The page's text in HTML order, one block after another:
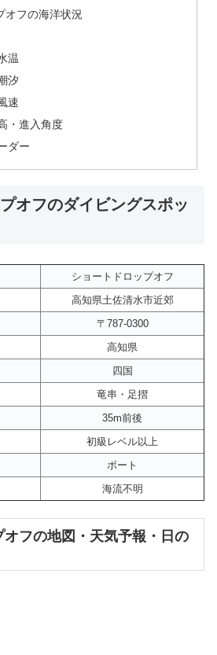
オフの海洋状況
温
汐
速
・進入角度
ダー
オフのダイビングスポッ
ショートドロップオフ
高知県土佐清水市近郊
〒787-0300
高知県
四国
竜串・足摺
35m前後
初級レベル以上
ボート
海流不明
オフの地図・天気予報・日の